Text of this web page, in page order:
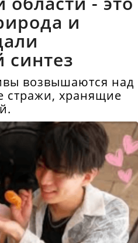
и
синтез
возвышаются над
стражи, хранящие